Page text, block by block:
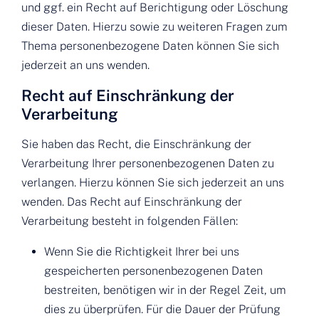
und ggf. ein Recht auf Berichtigung oder Löschung
dieser Daten. Hierzu sowie zu weiteren Fragen zum
Thema personenbezogene Daten können Sie sich
jederzeit an uns wenden.
Recht auf Einschränkung der
Verarbeitung
Sie haben das Recht, die Einschränkung der
Verarbeitung Ihrer personenbezogenen Daten zu
verlangen. Hierzu können Sie sich jederzeit an uns
wenden. Das Recht auf Einschränkung der
Verarbeitung besteht in folgenden Fällen:
Wenn Sie die Richtigkeit Ihrer bei uns
gespeicherten personenbezogenen Daten
bestreiten, benötigen wir in der Regel Zeit, um
dies zu überprüfen. Für die Dauer der Prüfung